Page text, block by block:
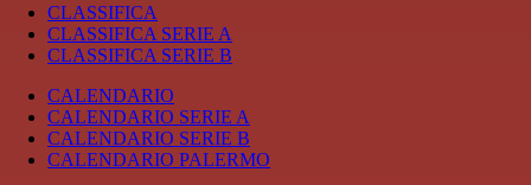
CLASSIFICA
CLASSIFICA SERIE A
CLASSIFICA SERIE B
CALENDARIO
CALENDARIO SERIE A
CALENDARIO SERIE B
CALENDARIO PALERMO